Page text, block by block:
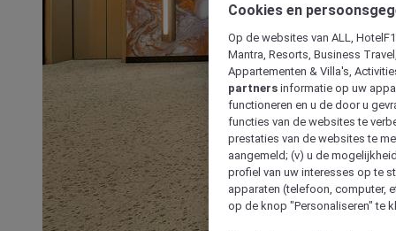
Cookies en
Op de websites van ALL,
Mantra, Resorts, Business
Appartementen & Villa's,
partners informatie op uw
functioneren en u de door u
functies van de websites te
prestaties van de websites te
aangemeld; (v) u de
profiel van uw interesses op te
apparaten (telefoon, computer,
op de knop "Personaliseren" te